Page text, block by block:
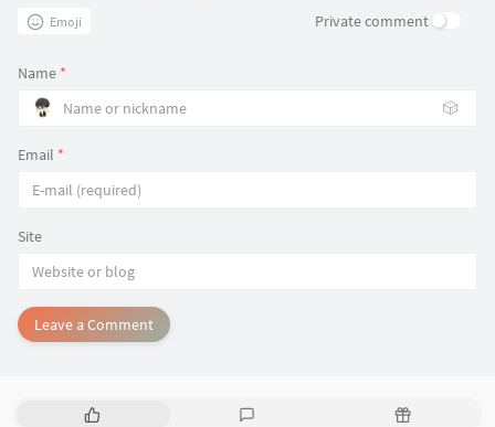
Emoji Private comment
Name *
🎲
Email *
Site
Leave a Comment
P
R